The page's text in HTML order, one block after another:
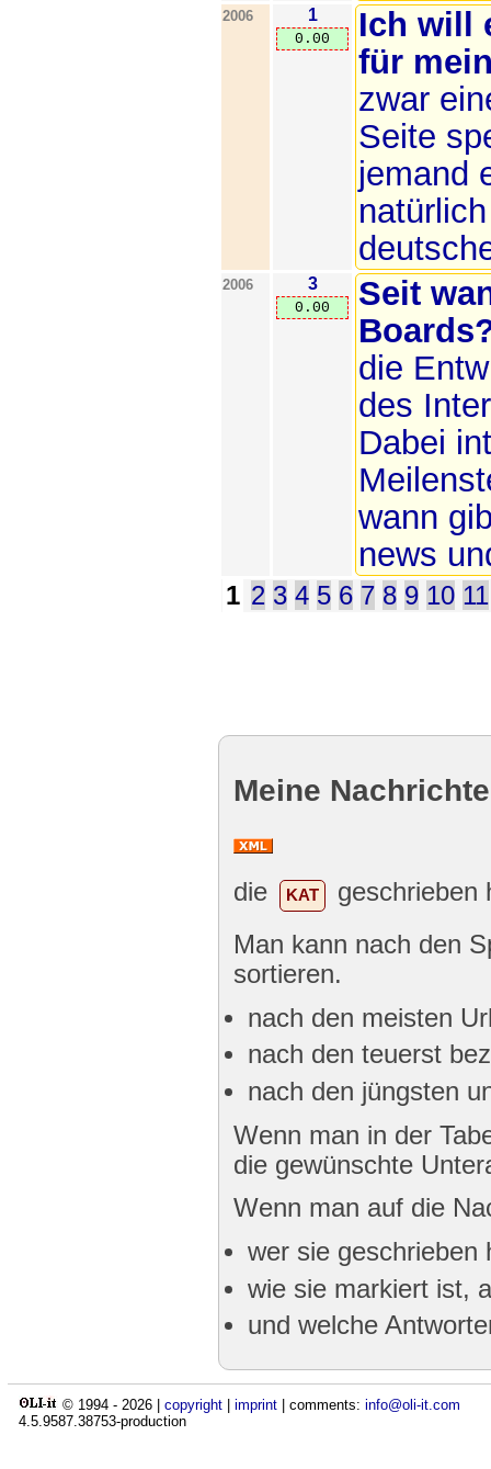
2006 1
0.00
Ich will
für
zwar
Seite
jemand
2006 3
0.00
Seit
die
des
Dabei
wann
news
1 2 3 4 5 6 7 8 9 10 11
Meine
die KAT
geschrieben
Man kann nach den
sortieren.
nach den meisten
nach den teuerst
nach den jüngsten
Wenn man in der
die gewünschte
Wenn man auf die
wer sie geschrieben
wie sie markiert ist,
und welche
© 1994 - 2026 copyright imprint | comments: info@oli-it.com
4.5.9587.38753-production